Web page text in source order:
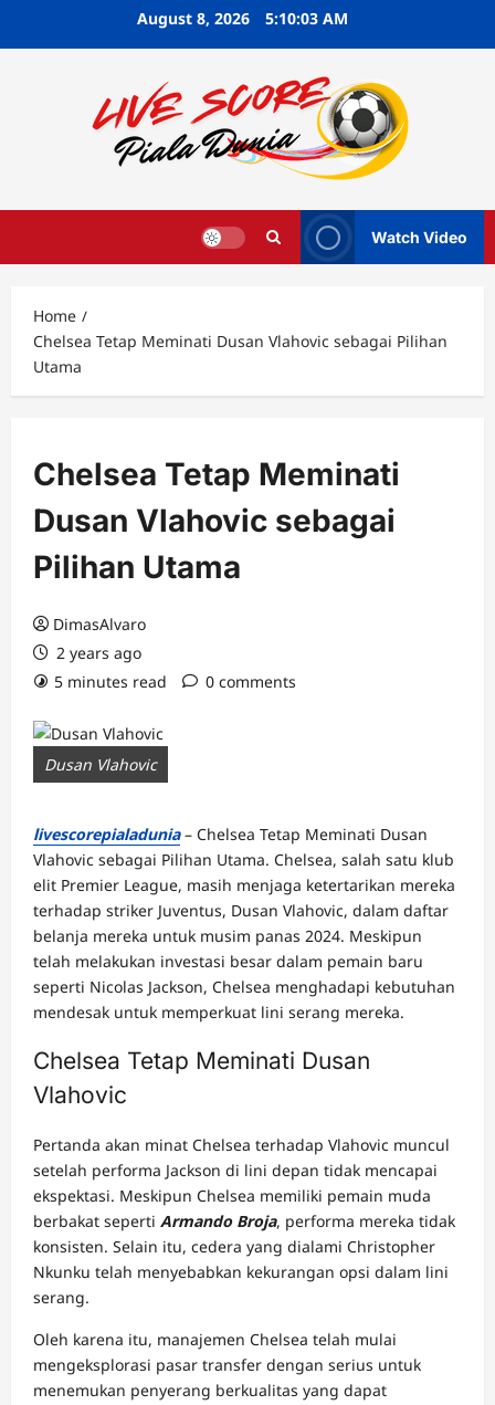
August 8, 2026 5:10:04 AM
Watch Video
Home
Chelsea Tetap Meminati Dusan Vlahovic sebagai Pilihan
Utama
Chelsea Tetap Meminati
Dusan Vlahovic sebagai
Pilihan Utama
DimasAlvaro
2 years ago
5 minutes read
0 comments
Dusan Vlahovic
livescorepialadunia– Chelsea Tetap Meminati Dusan
Vlahovic sebagai Pilihan Utama. Chelsea, salah satu klub
elit Premier League, masih menjaga ketertarikan mereka
terhadap striker Juventus, Dusan Vlahovic, dalam daftar
belanja mereka untuk musim panas 2024. Meskipun
telah melakukan investasi besar dalam pemain baru
seperti Nicolas Jackson, Chelsea menghadapi kebutuhan
mendesak untuk memperkuat lini serang mereka.
Chelsea Tetap Meminati Dusan
Vlahovic
Pertanda akan minat Chelsea terhadap Vlahovic muncul
setelah performa Jackson di lini depan tidak mencapai
ekspektasi. Meskipun Chelsea memiliki pemain muda
berbakat seperti Armando Broja, performa mereka tidak
konsisten. Selain itu, cedera yang dialami Christopher
Nkunku telah menyebabkan kekurangan opsi dalam lini
serang.
Oleh karena itu, manajemen Chelsea telah mulai
mengeksplorasi pasar transfer dengan serius untuk
menemukan penyerang berkualitas yang dapat